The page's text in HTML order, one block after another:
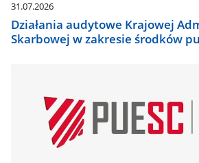
31.07.2026
Działania audytowe Krajowej
Skarbowej w zakresie środków